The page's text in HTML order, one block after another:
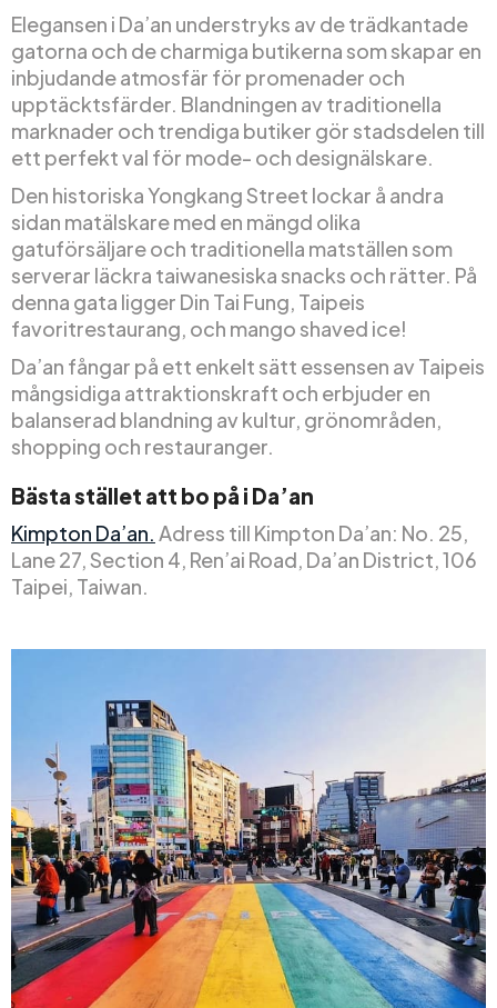
Elegansen i Da’an understryks av de trädkantade
gatorna och de charmiga butikerna som skapar en
inbjudande atmosfär för promenader och
upptäcktsfärder. Blandningen av traditionella
marknader och trendiga butiker gör stadsdelen till
ett perfekt val för mode- och designälskare.
Den historiska Yongkang Street lockar å andra
sidan matälskare med en mängd olika
gatuförsäljare och traditionella matställen som
serverar läckra taiwanesiska snacks och rätter. På
denna gata ligger Din Tai Fung, Taipeis
favoritrestaurang, och mango shaved ice!
Da’an fångar på ett enkelt sätt essensen av Taipeis
mångsidiga attraktionskraft och erbjuder en
balanserad blandning av kultur, grönområden,
shopping och restauranger.
Bästa stället att bo på i Da’an
Kimpton Da’an. Adress till Kimpton Da’an: No. 25,
Lane 27, Section 4, Ren’ai Road, Da’an District, 106
Taipei, Taiwan.